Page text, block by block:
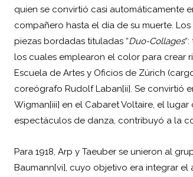
quien se convirtió casi automáticamente
compañero hasta el día de su muerte.
piezas bordadas tituladas “Duo-Collages
los cuales emplearon el color para crear
Escuela de Artes y Oficios de Zúrich
coreógrafo Rudolf Laban[ii]. Se convirtió
Wigman[iii] en el Cabaret Voltaire, el
espectáculos de danza, contribuyó a la
Para 1918, Arp y Taeuber se unieron al
Baumann[vi], cuyo objetivo era integrar